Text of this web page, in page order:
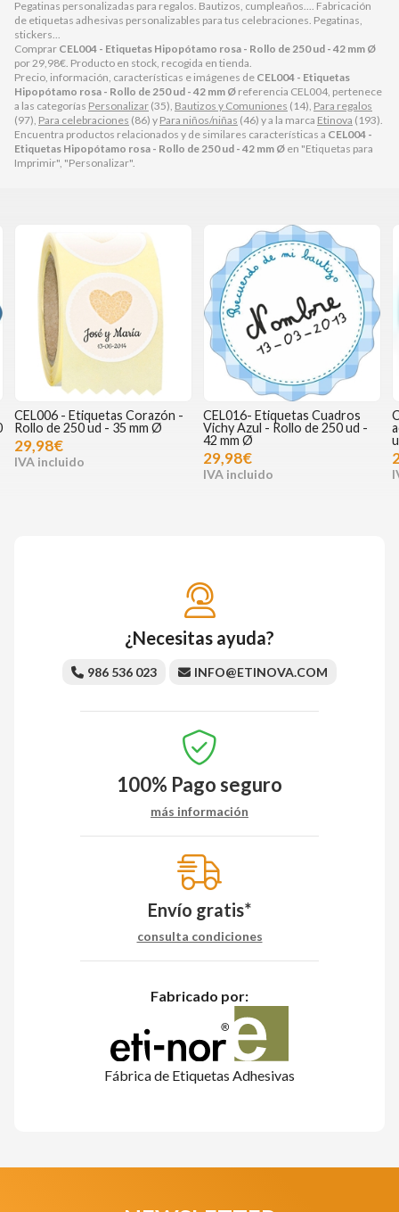
Pegatinas personalizadas para regalos. Bautizos, cumpleaños.... Fabricación
de etiquetas adhesivas personalizables para tus celebraciones. Pegatinas,
stickers...
Comprar CEL004 - Etiquetas Hipopótamo rosa - Rollo de 250 ud - 42 mm Ø
por 29,98€ . Producto en stock, recogida en tienda.
Precio, información, características e imágenes de CEL004 - Etiquetas
Hipopótamo rosa - Rollo de 250 ud - 42 mm Ø referencia CEL004, pertenece
a las categorías Personalizar (35), Bautizos y Comuniones (14), Para regalos
(97), Para celebraciones (86) y Para niños/niñas (46) y a la marca Etinova (193).
Encuentra productos relacionados y de similares características a CEL004 -
Etiquetas Hipopótamo rosa - Rollo de 250 ud - 42 mm Ø en "Etiquetas para
Imprimir", "Personalizar".
CEL006 - Etiquetas Corazón -
Rollo de 250 ud - 35 mm Ø
29,98€
CEL016- Etiquetas Cuadros
Vichy Azul - Rollo de 250 ud -
42 mm Ø
29,98€
¿Necesitas ayuda?
986 536 023 INFO@ETINOVA.COM
100% Pago seguro
más información
Envío gratis*
consulta condiciones
Fabricado por:
Fábrica de Etiquetas Adhesivas